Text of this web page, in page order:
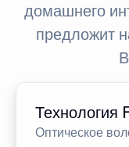
домашнего
предложит
Технология
Оптическое